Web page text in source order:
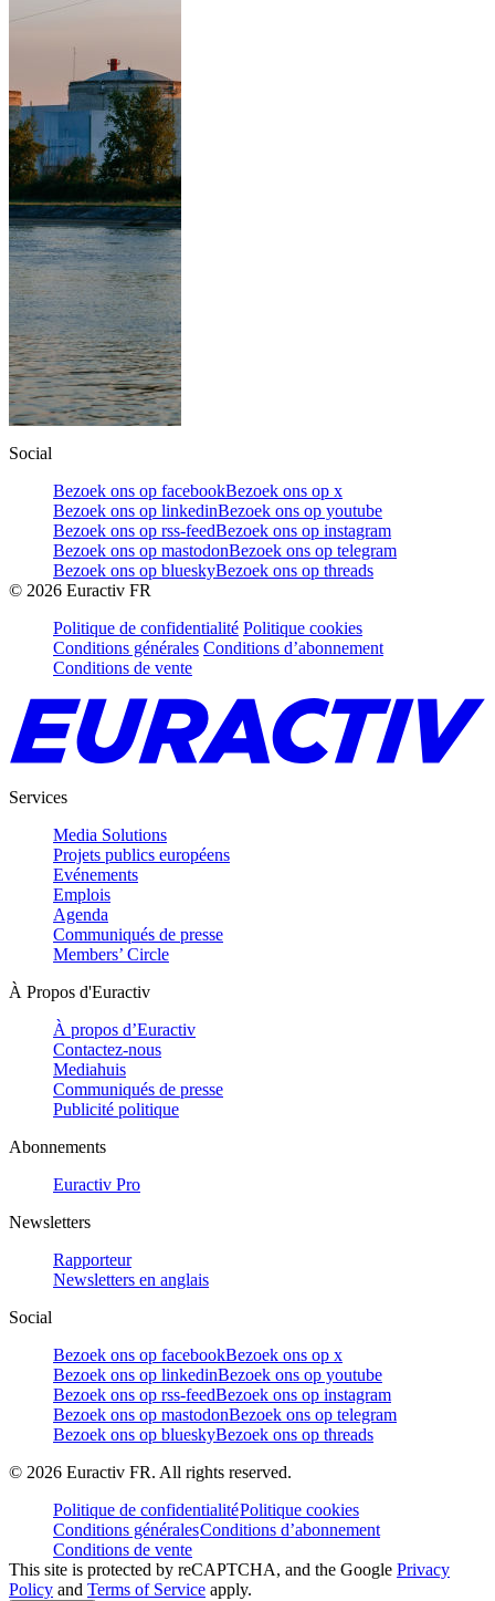
Social
Bezoek ons op facebookBezoek ons op x
Bezoek ons op linkedinBezoek ons op youtube
Bezoek ons op rss-feedBezoek ons op instagram
Bezoek ons op mastodonBezoek ons op telegram
Bezoek ons op blueskyBezoek ons op threads
© 2026 Euractiv FR
Politique de confidentialité Politique cookies
Conditions générales Conditions d’abonnement
Conditions de vente
Services
Media Solutions
Projets publics européens
Evénements
Emplois
Agenda
Communiqués de presse
Members’ Circle
À Propos d'Euractiv
À propos d’Euractiv
Contactez-nous
Mediahuis
Communiqués de presse
Publicité politique
Abonnements
Euractiv Pro
Newsletters
Rapporteur
Newsletters en anglais
Social
Bezoek ons op facebookBezoek ons op x
Bezoek ons op linkedinBezoek ons op youtube
Bezoek ons op rss-feedBezoek ons op instagram
Bezoek ons op mastodonBezoek ons op telegram
Bezoek ons op blueskyBezoek ons op threads
© 2026 Euractiv FR. All rights reserved.
Politique de confidentialitéPolitique cookies
Conditions généralesConditions d’abonnement
Conditions de vente
This site is protected by reCAPTCHA, and the Google Privacy
Policy and Terms of Service apply.